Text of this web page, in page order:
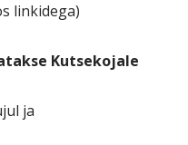
linkidega)
Kutsekojale
ja